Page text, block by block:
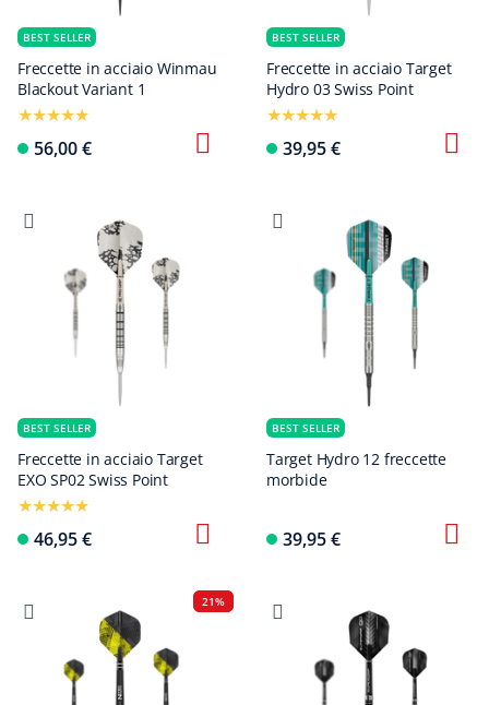
BEST SELLER
Freccette in acciaio Winmau
Blackout Variant 1
56,00 €
BEST SELLER
Freccette in acciaio Target
Hydro 03 Swiss Point
39,95 €
BEST SELLER
Freccette in acciaio Target
EXO SP02 Swiss Point
46,95 €
BEST SELLER
Target Hydro 12 freccette
morbide
39,95 €
21%